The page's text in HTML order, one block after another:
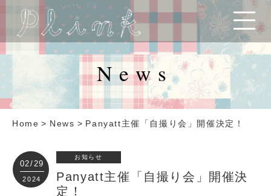
News
Home > News > Panyatt主催「自撮り会」開催決定！
02/29
2024
お知らせ
Panyatt主催「自撮り会」開催決
定！